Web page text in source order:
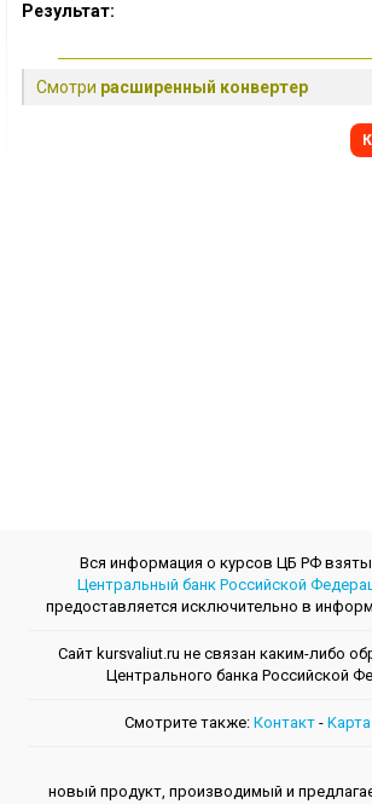
Результат:
Смотри расширенный конвертер
Вся информация о курсов ЦБ РФ взяты
Центральный банк Российской
предоставляется исключительно в
Сайт kursvaliut.ru не связан каким-либо
Центрального банкa Российской
Смотрите также: Контакт -
новый продукт, производимый и